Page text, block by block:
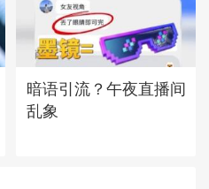
暗语引流？午夜直播间
乱象